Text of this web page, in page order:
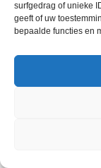
surfgedrag of unieke
geeft of uw
bepaalde functies en